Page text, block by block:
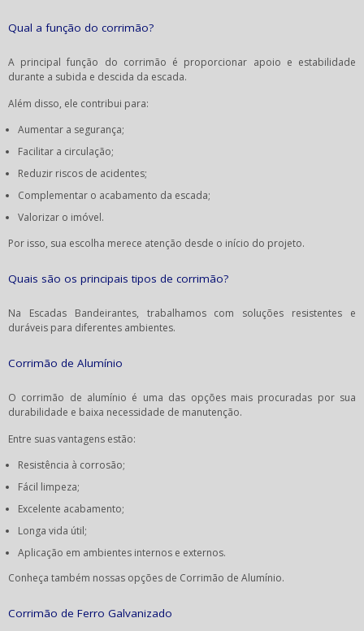
Qual a função do corrimão?
A principal função do corrimão é proporcionar apoio e estabilidade
durante a subida e descida da escada.
Além disso, ele contribui para:
Aumentar a segurança;
Facilitar a circulação;
Reduzir riscos de acidentes;
Complementar o acabamento da escada;
Valorizar o imóvel.
Por isso, sua escolha merece atenção desde o início do projeto.
Quais são os principais tipos de corrimão?
Na Escadas Bandeirantes, trabalhamos com soluções resistentes e
duráveis para diferentes ambientes.
Corrimão de Alumínio
O corrimão de alumínio é uma das opções mais procuradas por sua
durabilidade e baixa necessidade de manutenção.
Entre suas vantagens estão:
Resistência à corrosão;
Fácil limpeza;
Excelente acabamento;
Longa vida útil;
Aplicação em ambientes internos e externos.
Conheça também nossas opções de Corrimão de Alumínio.
Corrimão de Ferro Galvanizado